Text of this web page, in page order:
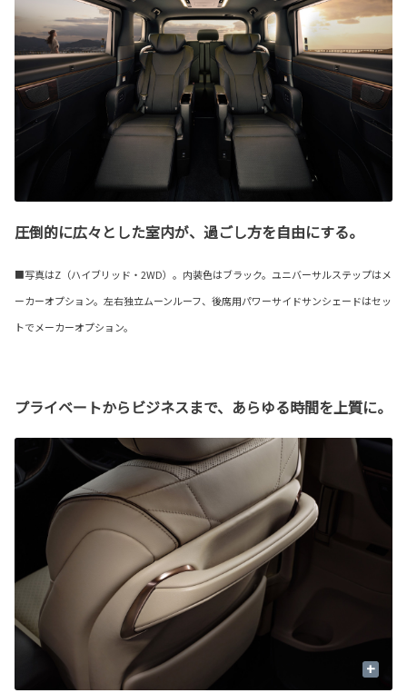
圧倒的に広々とした室内が、過ごし方を自由にする。
■写真はZ（ハイブリッド・2WD）。内装色はブラック。ユニバーサルステップはメ
ーカーオプション。左右独立ムーンルーフ、後席用パワーサイドサンシェードはセッ
トでメーカーオプション。
プライベートからビジネスまで、あらゆる時間を上質に。
+